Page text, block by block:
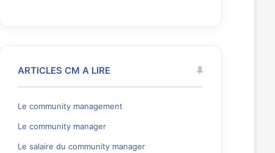
ARTICLES CM A LIRE
Le community management
Le community manager
Le salaire du community manager